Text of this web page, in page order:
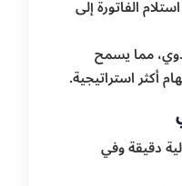
الفاتورة إلى
مما يسمح
أكثر استراتيجية.
دقيقة وفي